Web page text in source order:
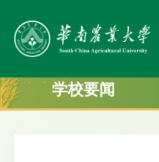
学校要闻